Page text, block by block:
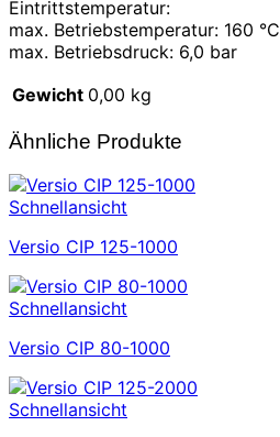
Eintrittstemperatur:
max. Betriebstemperatur: 160 °C
max. Betriebsdruck: 6,0 bar
Gewicht 0,00 kg
Ähnliche Produkte
Schnellansicht
Versio CIP 125-1000
Schnellansicht
Versio CIP 80-1000
Schnellansicht